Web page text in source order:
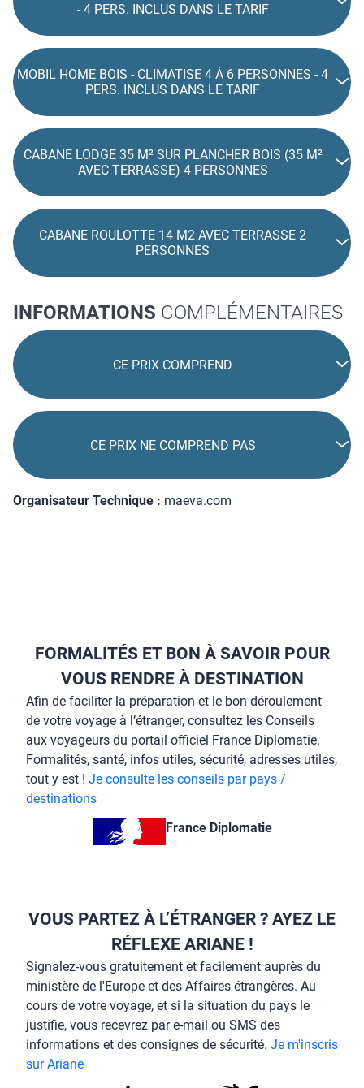
- 4 PERS. INCLUS DANS LE TARIF
MOBIL HOME BOIS - CLIMATISE 4 À 6 PERSONNES - 4
PERS. INCLUS DANS LE TARIF
CABANE LODGE 35 M² SUR PLANCHER BOIS (35 M²
AVEC TERRASSE) 4 PERSONNES
CABANE ROULOTTE 14 M2 AVEC TERRASSE 2
PERSONNES
INFORMATIONS COMPLÉMENTAIRES
CE PRIX COMPREND
CE PRIX NE COMPREND PAS
Organisateur Technique : maeva.com
FORMALITÉS ET BON À SAVOIR POUR
VOUS RENDRE À DESTINATION
Afin de faciliter la préparation et le bon déroulement
de votre voyage à l’étranger, consultez les Conseils
aux voyageurs du portail officiel France Diplomatie.
Formalités, santé, infos utiles, sécurité, adresses utiles,
tout y est ! Je consulte les conseils par pays /
destinations
France Diplomatie
VOUS PARTEZ À L’ÉTRANGER ? AYEZ LE
RÉFLEXE ARIANE !
Signalez-vous gratuitement et facilement auprès du
ministère de l'Europe et des Affaires étrangères. Au
cours de votre voyage, et si la situation du pays le
justifie, vous recevrez par e-mail ou SMS des
informations et des consignes de sécurité. Je m'inscris
sur Ariane